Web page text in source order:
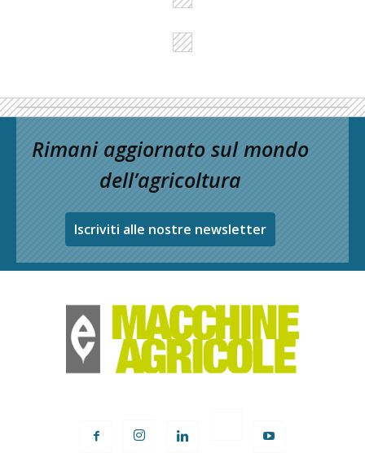
Rimani aggiornato sul mondo
dell’agricoltura
Iscriviti alle nostre newsletter